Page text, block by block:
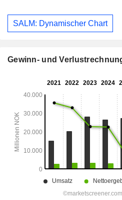
SALM: Dynamischer Chart
Gewinn- und